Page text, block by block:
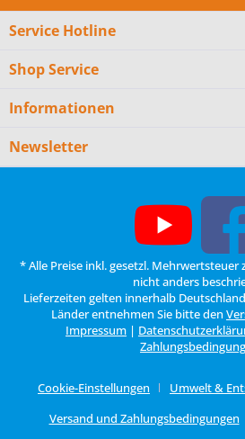
Service Hotline
Shop Service
Informationen
Newsletter
* Alle Preise inkl. gesetzl. Mehrwertsteuer
nicht anders
Lieferzeiten gelten innerhalb
Länder entnehmen Sie bitte den
Impressum |
Cookie-Einstellungen Umwelt &
Versand und Zahlungsbedingungen